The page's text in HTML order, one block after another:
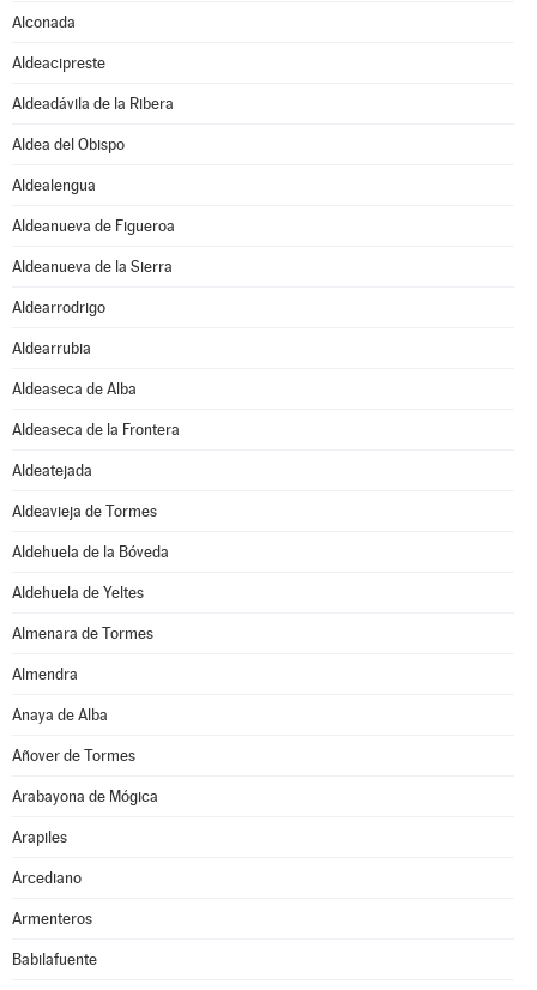
Alconada
Aldeacipreste
Aldeadávila de la Ribera
Aldea del Obispo
Aldealengua
Aldeanueva de Figueroa
Aldeanueva de la Sierra
Aldearrodrigo
Aldearrubia
Aldeaseca de Alba
Aldeaseca de la Frontera
Aldeatejada
Aldeavieja de Tormes
Aldehuela de la Bóveda
Aldehuela de Yeltes
Almenara de Tormes
Almendra
Anaya de Alba
Añover de Tormes
Arabayona de Mógica
Arapiles
Arcediano
Armenteros
Babilafuente